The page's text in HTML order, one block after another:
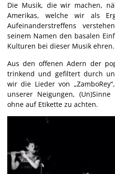
Die Musik, die wir machen,
Amerikas, welche wir als
Aufeinanderstreffens
seinem Namen den basalen
Kulturen bei dieser Musik ehren.
Aus den offenen Adern der
trinkend und gefiltert durch
wir die Lieder von
unserer Neigungen,
ohne auf Etikette zu achten.